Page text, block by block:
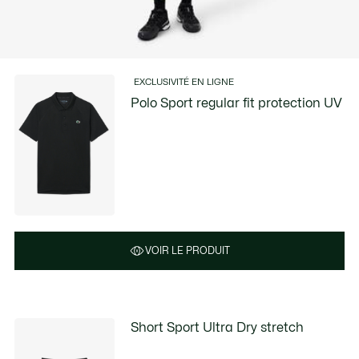
EXCLUSIVITÉ EN LIGNE
Polo Sport regular fit protection UV
VOIR LE PRODUIT
Short Sport Ultra Dry stretch